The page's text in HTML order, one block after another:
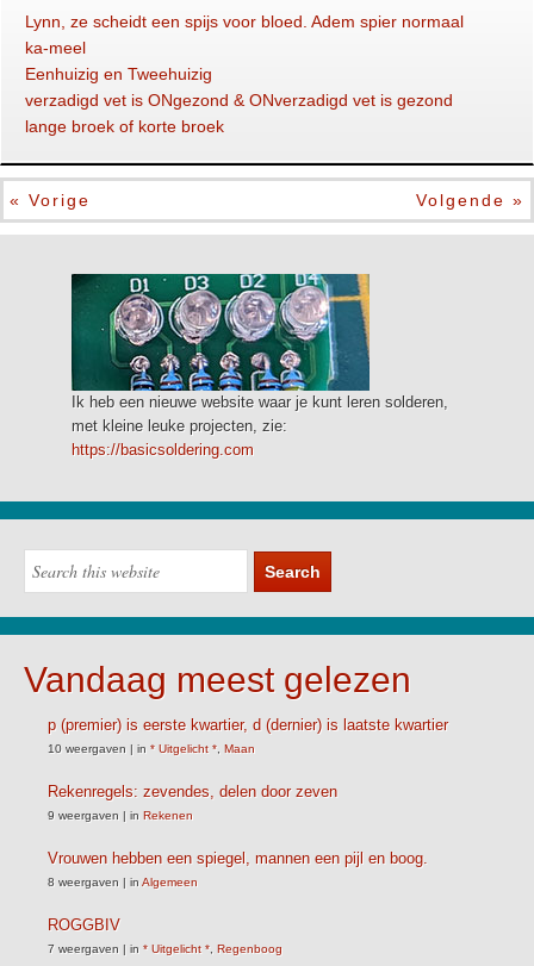
Lynn, ze scheidt een spijs voor bloed. Adem spier normaal
ka-meel
Eenhuizig en Tweehuizig
verzadigd vet is ONgezond & ONverzadigd vet is gezond
lange broek of korte broek
« Vorige Volgende »
Ik heb een nieuwe website waar je kunt leren solderen,
met kleine leuke projecten, zie:
https://basicsoldering.com
Vandaag meest gelezen
p (premier) is eerste kwartier, d (dernier) is laatste kwartier
10 weergaven | in * Uitgelicht * Maan
Rekenregels: zevendes, delen door zeven
9 weergaven | in Rekenen
Vrouwen hebben een spiegel, mannen een pijl en boog.
8 weergaven | in Algemeen
ROGGBIV
7 weergaven | in * Uitgelicht * Regenboog